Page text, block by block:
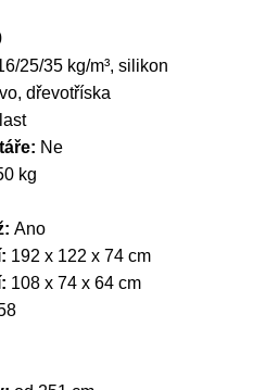
25/35 kg/m³, silikon
dřevotříska
Ne
kg
Ano
192 x 122 x 74 cm
108 x 74 x 64 cm